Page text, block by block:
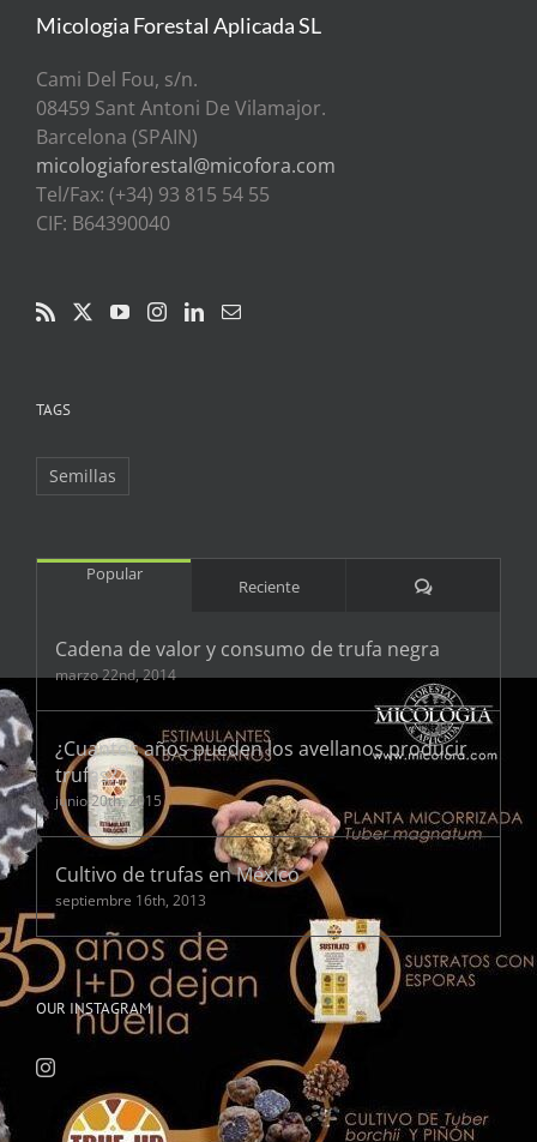
Micologia Forestal Aplicada SL
Cami Del Fou, s/n.
08459 Sant Antoni De Vilamajor.
Barcelona (SPAIN)
micologiaforestal@micofora.com
Tel/Fax: (+34) 93 815 54 55
CIF: B64390040
TAGS
Semillas
Popular
Reciente Comentarios
Cadena de valor y consumo de trufa negra
marzo 22nd, 2014
¿Cuantos años pueden los avellanos producir
trufas?
junio 20th, 2015
Cultivo de trufas en México
septiembre 16th, 2013
OUR INSTAGRAM